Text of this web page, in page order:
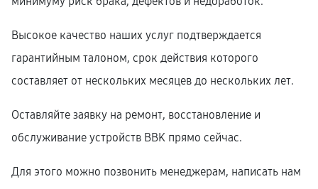
Высокое качество наших услуг подтверждается
гарантийным талоном, срок действия которого
составляет от нескольких месяцев до нескольких лет.
Оставляйте заявку на ремонт, восстановление и
обслуживание устройств BBK прямо сейчас.
Для этого можно позвонить менеджерам, написать нам